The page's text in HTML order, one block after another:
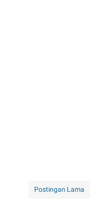
Postingan Lama